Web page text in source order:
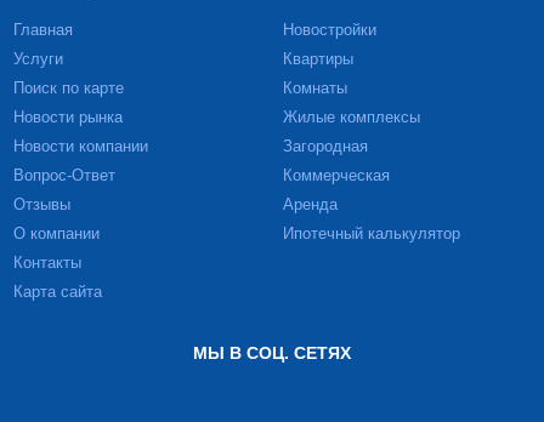
Главная
Услуги
Поиск по карте
Новости рынка
Новости компании
Вопрос-Ответ
Отзывы
О компании
Контакты
Карта сайта
Новостройки
Квартиры
Комнаты
Жилые комплексы
Загородная
Коммерческая
Аренда
Ипотечный калькулятор
МЫ В СОЦ. СЕТЯХ